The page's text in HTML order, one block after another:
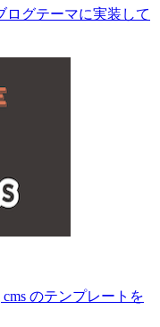
ログテーマに実装して
cms のテンプレートを